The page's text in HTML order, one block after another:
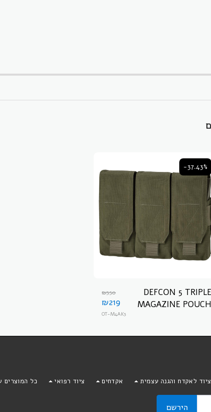
-37.43%
DEFCON 5 TRIPLE
MAGAZINE POUCH
₪350
₪219
OT-M4AK3
ציוד לאקדח והגנה עצמית אקדחים ציוד רפואי כל המוצרים
הירשם